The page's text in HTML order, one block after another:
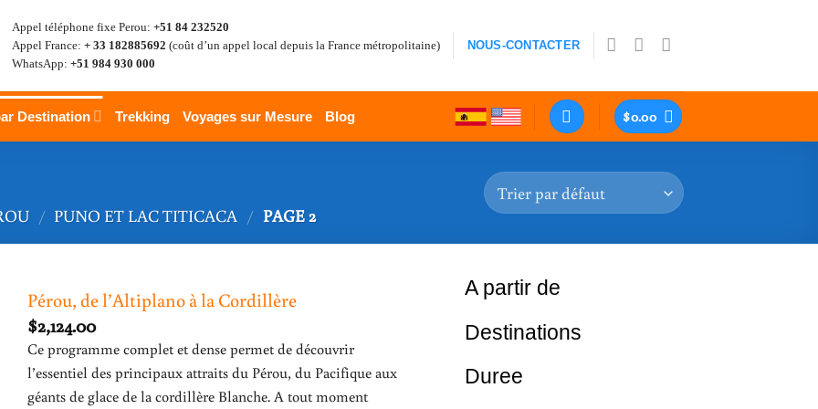
Appel téléphone fixe Perou: +51 84 232520
Appel France: + 33 182885692 (coût d’un appel local depuis la France métropolitaine)
WhatsApp: +51 984 930 000
NOUS-CONTACTER
Destination Trekking Voyages sur Mesure Blog $0.00
/ PUNO ET LAC TITICACA / PAGE 2
Pérou, de l’Altiplano à la Cordillère
$2,124.00
Ce programme complet et dense permet de découvrir
l’essentiel des principaux attraits du Pérou, du Pacifique aux
géants de glace de la cordillère Blanche. A tout moment
A partir de
Destinations
Duree